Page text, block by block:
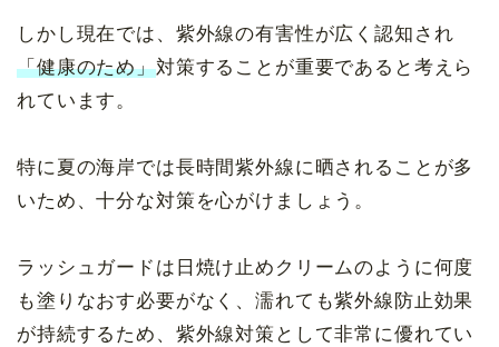
しかし現在では、紫外線の有害性が広く認知され
「健康のため」対策することが重要であると考えら
れています。
特に夏の海岸では長時間紫外線に晒されることが多
いため、十分な対策を心がけましょう。
ラッシュガードは日焼け止めクリームのように何度
も塗りなおす必要がなく、濡れても紫外線防止効果
が持続するため、紫外線対策として非常に優れてい